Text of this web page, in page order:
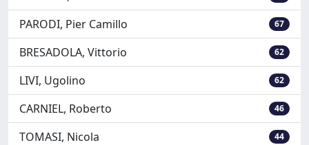
PARODI, Pier Camillo 67
BRESADOLA, Vittorio 62
LIVI, Ugolino 62
CARNIEL, Roberto 46
TOMASI, Nicola 44